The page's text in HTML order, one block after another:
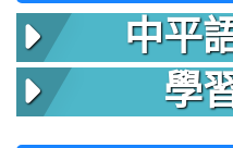
中平
學